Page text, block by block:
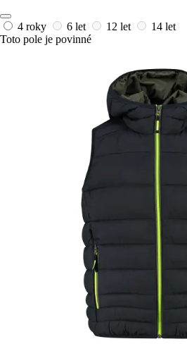
4 roky 6 let 12 let
14 let
Toto pole je povinné